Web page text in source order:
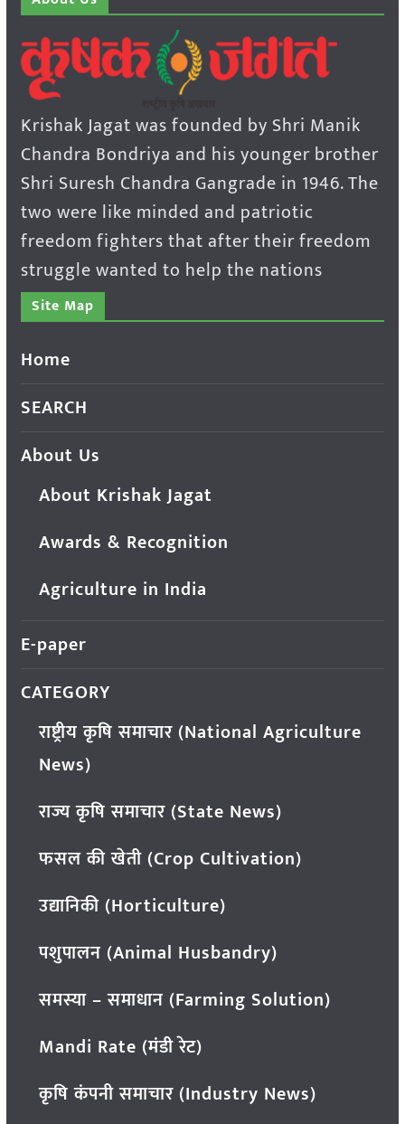
Krishak Jagat was founded by Shri Manik
Chandra Bondriya and his younger brother
Shri Suresh Chandra Gangrade in 1946. The
two were like minded and patriotic
freedom fighters that after their freedom
struggle wanted to help the nations
Site Map
Home
SEARCH
About Us
About Krishak Jagat
Awards & Recognition
Agriculture in India
E-paper
CATEGORY
राष्ट्रीय कृषि समाचार (National Agriculture
News)
राज्य कृषि समाचार (State News)
फसल की खेती (Crop Cultivation)
उद्यानिकी (Horticulture)
पशुपालन (Animal Husbandry)
समस्या – समाधान (Farming Solution)
Mandi Rate (मंडी रेट)
कृषि कंपनी समाचार (Industry News)